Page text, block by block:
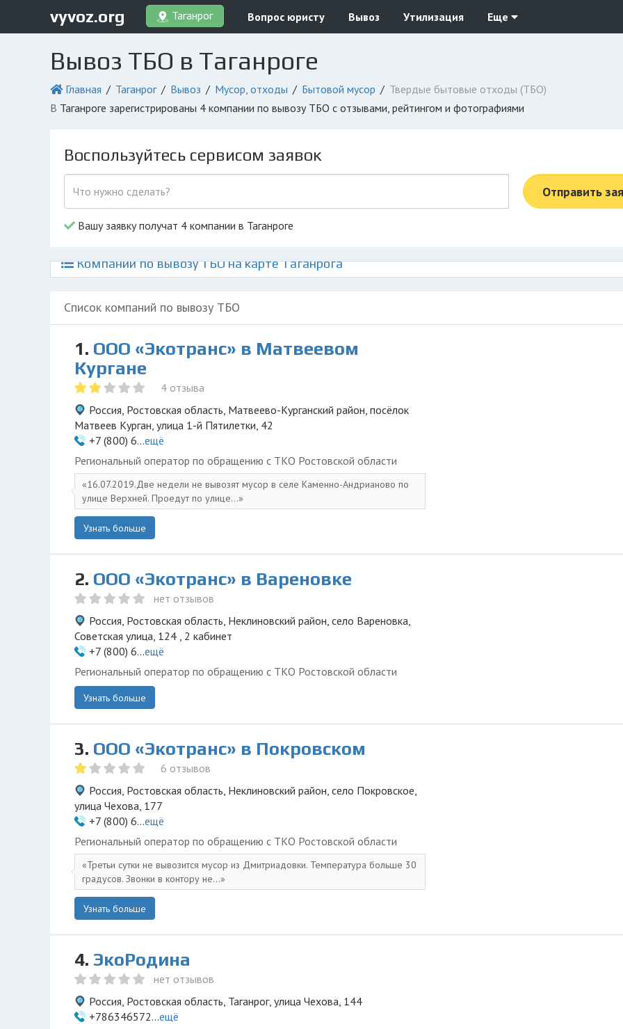
vyvoz.org Таганрог Вопрос юристу Вывоз Утилизация Еще
Вывоз ТБО в Таганроге
Главная Таганрог Вывоз Мусор, отходы Бытовой мусор
Твердые бытовые отходы (ТБО)
в Таганроге зарегистрированы 4 компании по вывозу ТБО с отзывами, рейтингом и фотографиями
Воспользуйтесь сервисом заявок
Отправить
Вашу заявку получат 4 компании в Таганроге
Компании по вывозу ТБО на карте Таганрога
Список компаний по вывозу ТБО
1. ООО «Экотранс» в Матвеевом
Кургане
4 отзыва
Россия, Ростовская область, Матвеево-Курганский район, посёлок
Матвеев Курган, улица 1-й Пятилетки, 42
+7 (800) 6...ещё
Региональный оператор по обращению с ТКО Ростовской области
16.07.2019.Две недели не вывозят мусор в селе Каменно-Андрианово по
улице Верхней. Проедут по улице...
Узнать больше
2. ООО «Экотранс» в Вареновке
нет отзывов
Россия, Ростовская область, Неклиновский район, село Вареновка,
Советская улица, 124 , 2 кабинет
+7 (800) 6...ещё
Региональный оператор по обращению с ТКО Ростовской области
Узнать больше
3. ООО «Экотранс» в Покровском
6 отзывов
Россия, Ростовская область, Неклиновский район, село Покровское,
улица Чехова, 177
+7 (800) 6...ещё
Региональный оператор по обращению с ТКО Ростовской области
Третьи сутки не вывозится мусор из Дмитриадовки. Температура больше 30
градусов. Звонки в контору не...
Узнать больше
4. ЭкоРодина
нет отзывов
Россия, Ростовская область, Таганрог, улица Чехова, 144
+786346572...ещё